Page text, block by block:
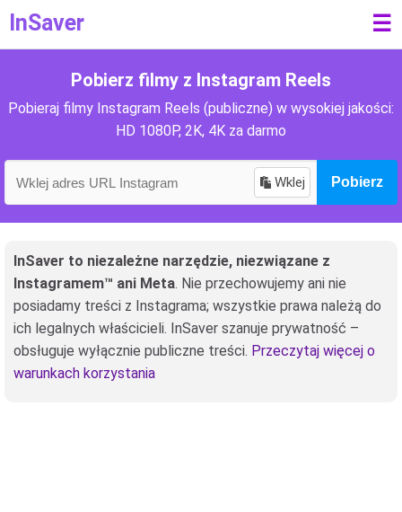
InSaver ☰
Pobierz filmy z Instagram Reels
Pobieraj filmy Instagram Reels (publiczne) w wysokiej jakości:
HD 1080P, 2K, 4K za darmo
Wklej Pobierz
InSaver to niezależne narzędzie, niezwiązane z
Instagramem™ ani Meta. Nie przechowujemy ani nie
posiadamy treści z Instagrama; wszystkie prawa należą do
ich legalnych właścicieli. InSaver szanuje prywatność –
obsługuje wyłącznie publiczne treści. Przeczytaj więcej o
warunkach korzystania